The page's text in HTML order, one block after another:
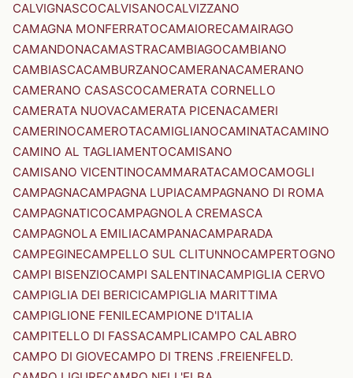
CALVIGNASCOCALVISANOCALVIZZANO
CAMAGNA MONFERRATOCAMAIORECAMAIRAGO
CAMANDONACAMASTRACAMBIAGOCAMBIANO
CAMBIASCACAMBURZANOCAMERANACAMERANO
CAMERANO CASASCOCAMERATA CORNELLO
CAMERATA NUOVACAMERATA PICENACAMERI
CAMERINOCAMEROTACAMIGLIANOCAMINATACAMINO
CAMINO AL TAGLIAMENTOCAMISANO
CAMISANO VICENTINOCAMMARATACAMOCAMOGLI
CAMPAGNACAMPAGNA LUPIACAMPAGNANO DI ROMA
CAMPAGNATICOCAMPAGNOLA CREMASCA
CAMPAGNOLA EMILIACAMPANACAMPARADA
CAMPEGINECAMPELLO SUL CLITUNNOCAMPERTOGNO
CAMPI BISENZIOCAMPI SALENTINACAMPIGLIA CERVO
CAMPIGLIA DEI BERICICAMPIGLIA MARITTIMA
CAMPIGLIONE FENILECAMPIONE D'ITALIA
CAMPITELLO DI FASSACAMPLICAMPO CALABRO
CAMPO DI GIOVECAMPO DI TRENS .FREIENFELD.